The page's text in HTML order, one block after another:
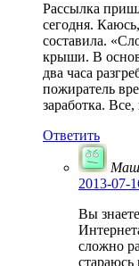
Рассылка
сегодня.
составила.
крыши. В
два часа
пожиратель
заработка.
Ответить
2013-07-
Вы
сложно
стараюсь